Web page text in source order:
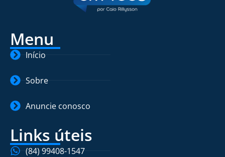
Menu
Início
Sobre
Anuncie conosco
Links úteis
(84) 99408-1547